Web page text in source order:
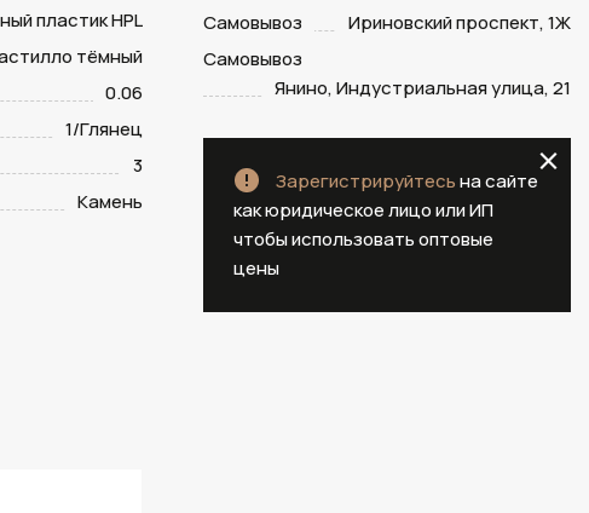
пластик HPL
тёмный
0.06
1/Глянец
3
Камень
Самовывоз
Ириновский проспект, 1Ж
Самовывоз
Янино, Индустриальная улица, 21
Зарегистрируйтесьна сайте
как юридическое лицо или ИП
чтобы использовать оптовые
цены